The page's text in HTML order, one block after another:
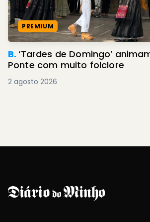
PREMIUM
B.‘Tardes de Domingo’
Ponte com muito folclore
2 agosto 2026